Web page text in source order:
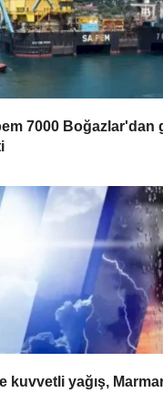
7000 Boğazlar'dan
kuvvetli yağış,